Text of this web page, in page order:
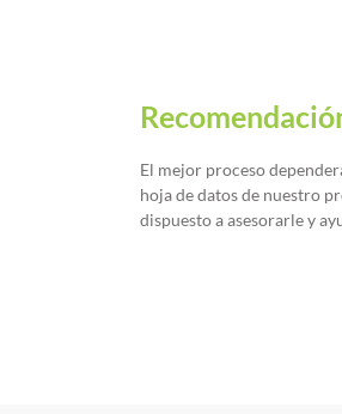
El mejor proceso
hoja de datos de nuestro
dispuesto a asesorarle y